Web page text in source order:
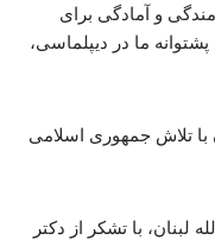
و آمادگی برای
ما در دیپلماسی،
تلاش جمهوری اسلامی
با تشکر از دکتر